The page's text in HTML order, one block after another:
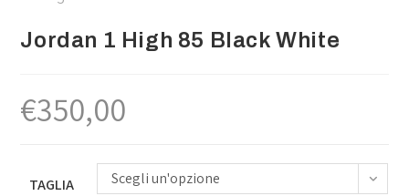
Jordan 1 High 85 Black White
€350,00
TAGLIA Scegli un'opzione